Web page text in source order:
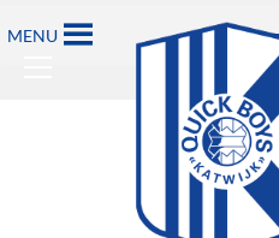
naar
MENU
Primary